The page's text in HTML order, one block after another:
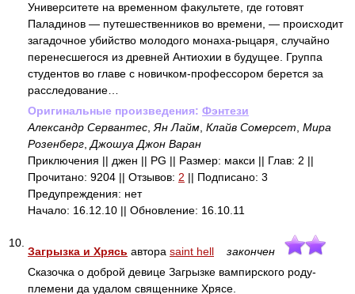
Университете на временном факультете, где готовят
Паладинов — путешественников во времени, — происходит
загадочное убийство молодого монаха-рыцаря, случайно
перенесшегося из древней Антиохии в будущее. Группа
студентов во главе с новичком-профессором берется за
расследование…
Оригинальные произведения: Фэнтези
Александр Сервантес Ян Лайм Клайв Сомерсет Мира
Розенберг Джошуа Джон Варан
Приключения || джен || PG || Размер: макси || Глав: 2 ||
Прочитано: 9204 || Отзывов: 2 || Подписано: 3
Предупреждения: нет
Начало: 16.12.10 || Обновление: 16.10.11
10.
Загрызка и Хрясь автора saint hell
закончен
Сказочка о доброй девице Загрызке вампирского роду-
племени да удалом священнике Хрясе.